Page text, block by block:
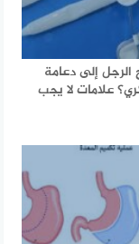
إلى دعامة
علامات لا يجب